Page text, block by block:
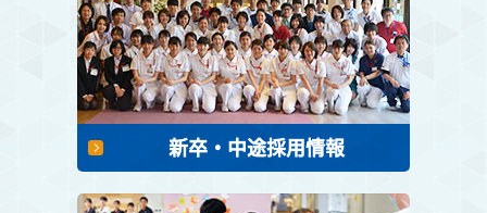
新卒・中途採用情報